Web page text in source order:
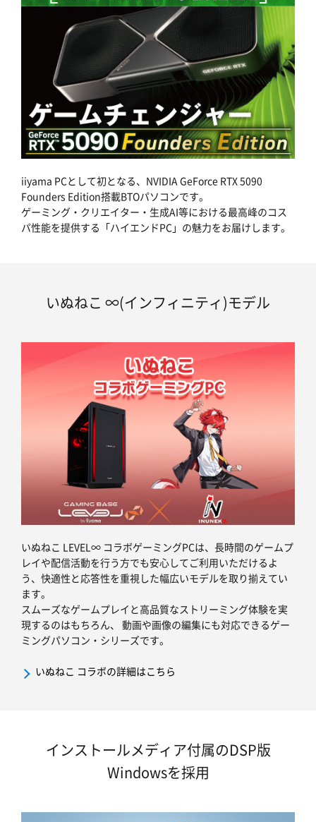
iiyama PCとして初となる、NVIDIA GeForce RTX 5090
Founders Edition搭載BTOパソコンです。
ゲーミング・クリエイター・生成AI等における最高峰のコス
パ性能を提供する「ハイエンドPC」の魅力をお届けします。
いぬねこ ∞(インフィニティ)モデル
いぬねこ LEVEL∞ コラボゲーミングPCは、長時間のゲームプ
レイや配信活動を行う方でも安心してご利用いただけるよ
う、快適性と応答性を重視した幅広いモデルを取り揃えてい
ます。
スムーズなゲームプレイと高品質なストリーミング体験を実
現するのはもちろん、 動画や画像の編集にも対応できるゲー
ミングパソコン・シリーズです。
いぬねこ コラボの詳細はこちら
インストールメディア付属のDSP版
Windowsを採用